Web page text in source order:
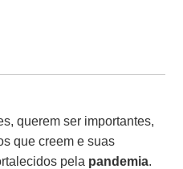
querem ser importantes,
que creem e suas
pela pandemia.